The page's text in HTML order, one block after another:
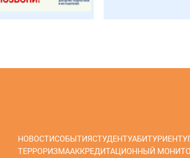
НОВОСТИСОБЫТИЯСТУДЕНТУАБИТУРИЕНТУ
ТЕРРОРИЗМААККРЕДИТАЦИОННЫЙ